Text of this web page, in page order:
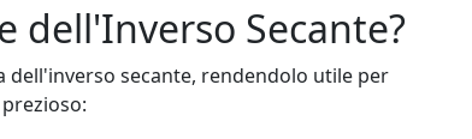
dell'Inverso Secante?
dell'inverso secante, rendendolo utile per